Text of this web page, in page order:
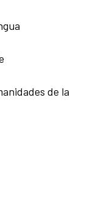
de la